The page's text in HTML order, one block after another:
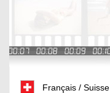
Français / Suisse